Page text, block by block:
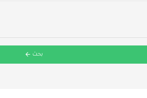
بحث